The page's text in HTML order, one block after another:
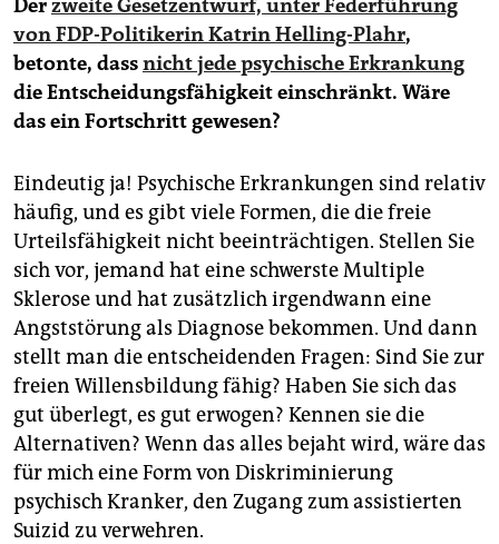
Derzweite Gesetzentwurf, unter Federführung
von FDP-Politikerin Katrin Helling-Plahr,
betonte, dassnicht jede psychische Erkrankung
die Entscheidungsfähigkeit einschränkt. Wäre
das ein Fortschritt gewesen?
Eindeutig ja! Psychische Erkrankungen sind relativ
häufig, und es gibt viele Formen, die die freie
Urteilsfähigkeit nicht beeinträchtigen. Stellen Sie
sich vor, jemand hat eine schwerste Multiple
Sklerose und hat zusätzlich irgendwann eine
Angststörung als Diagnose bekommen. Und dann
stellt man die entscheidenden Fragen: Sind Sie zur
freien Willensbildung fähig? Haben Sie sich das
gut überlegt, es gut erwogen? Kennen sie die
Alternativen? Wenn das alles bejaht wird, wäre das
für mich eine Form von Diskriminierung
psychisch Kranker, den Zugang zum assistierten
Suizid zu verwehren.